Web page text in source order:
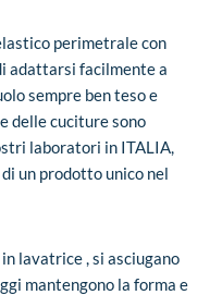
perimetrale con
adattarsi facilmente a
sempre ben teso e
delle cuciture sono
laboratori in ITALIA,
un prodotto unico nel
lavatrice , si asciugano
mantengono la forma e